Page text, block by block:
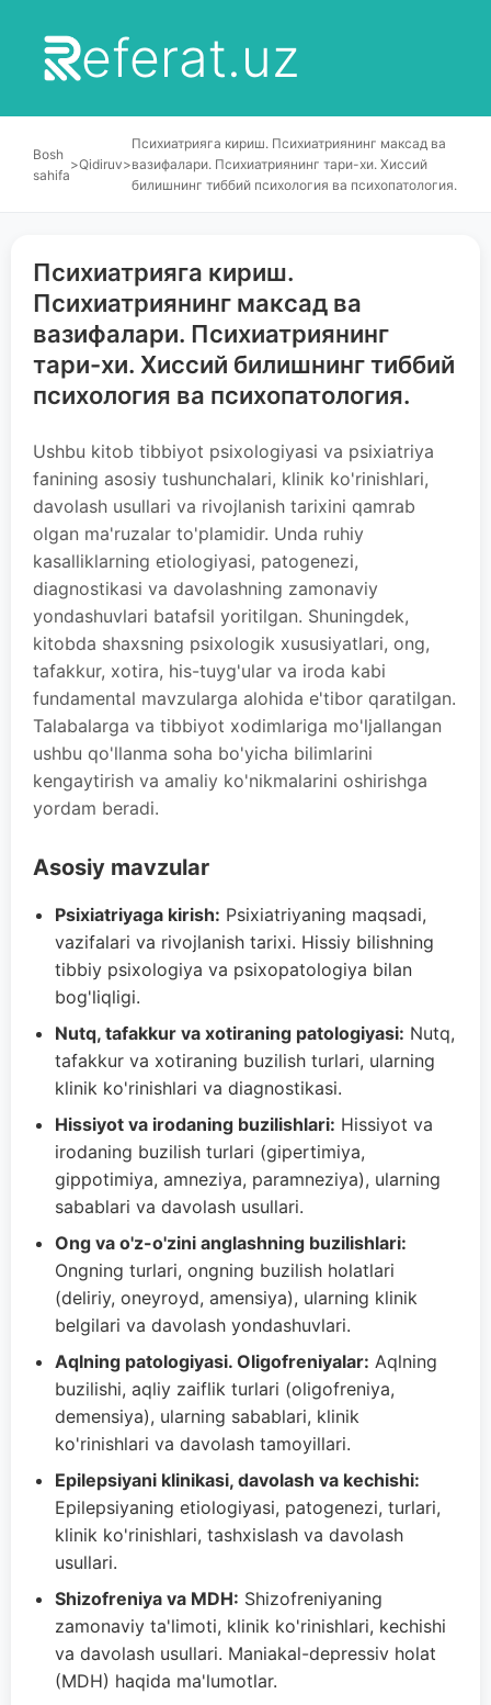
eferat.uz
Bosh
sahifa
>Qidiruv>
Психиатрияга кириш. Психиатриянинг максад ва
вазифалари. Психиатриянинг тари-хи. Хиссий
билишнинг тиббий психология ва психопатология.
Психиатрияга кириш.
Психиатриянинг максад ва
вазифалари. Психиатриянинг
тари-хи. Хиссий билишнинг тиббий
психология ва психопатология.
Ushbu kitob tibbiyot psixologiyasi va psixiatriya
fanining asosiy tushunchalari, klinik ko'rinishlari,
davolash usullari va rivojlanish tarixini qamrab
olgan ma'ruzalar to'plamidir. Unda ruhiy
kasalliklarning etiologiyasi, patogenezi,
diagnostikasi va davolashning zamonaviy
yondashuvlari batafsil yoritilgan. Shuningdek,
kitobda shaxsning psixologik xususiyatlari, ong,
tafakkur, xotira, his-tuyg'ular va iroda kabi
fundamental mavzularga alohida e'tibor qaratilgan.
Talabalarga va tibbiyot xodimlariga mo'ljallangan
ushbu qo'llanma soha bo'yicha bilimlarini
kengaytirish va amaliy ko'nikmalarini oshirishga
yordam beradi.
Asosiy mavzular
Psixiatriyaga kirish: Psixiatriyaning maqsadi,
vazifalari va rivojlanish tarixi. Hissiy bilishning
tibbiy psixologiya va psixopatologiya bilan
bog'liqligi.
Nutq, tafakkur va xotiraning patologiyasi: Nutq,
tafakkur va xotiraning buzilish turlari, ularning
klinik ko'rinishlari va diagnostikasi.
Hissiyot va irodaning buzilishlari: Hissiyot va
irodaning buzilish turlari (gipertimiya,
gippotimiya, amneziya, paramneziya), ularning
sabablari va davolash usullari.
Ong va o'z-o'zini anglashning buzilishlari:
Ongning turlari, ongning buzilish holatlari
(deliriy, oneyroyd, amensiya), ularning klinik
belgilari va davolash yondashuvlari.
Aqlning patologiyasi. Oligofreniyalar: Aqlning
buzilishi, aqliy zaiflik turlari (oligofreniya,
demensiya), ularning sabablari, klinik
ko'rinishlari va davolash tamoyillari.
Epilepsiyani klinikasi, davolash va kechishi:
Epilepsiyaning etiologiyasi, patogenezi, turlari,
klinik ko'rinishlari, tashxislash va davolash
usullari.
Shizofreniya va MDH: Shizofreniyaning
zamonaviy ta'limoti, klinik ko'rinishlari, kechishi
va davolash usullari. Maniakal-depressiv holat
(MDH) haqida ma'lumotlar.